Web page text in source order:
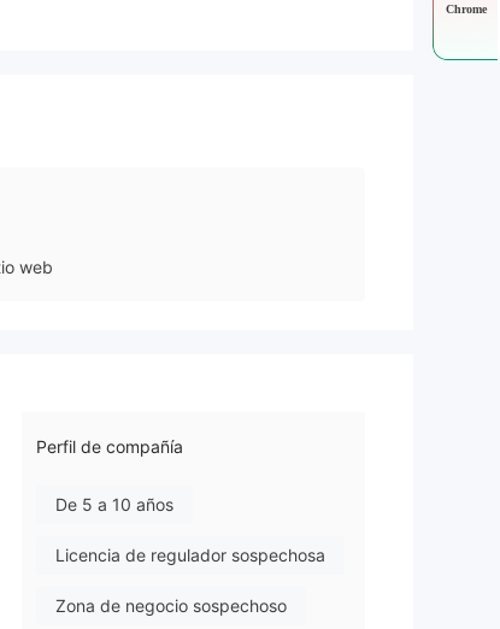
web
Perfil de compañía
De 5 a 10 años
Licencia de regulador sospechosa
Zona de negocio sospechoso
Chrome